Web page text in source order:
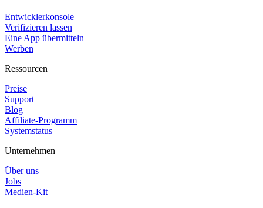
Entwicklerkonsole
Verifizieren lassen
Eine App übermitteln
Werben
Ressourcen
Preise
Support
Blog
Affiliate-Programm
Systemstatus
Unternehmen
Über uns
Jobs
Medien-Kit